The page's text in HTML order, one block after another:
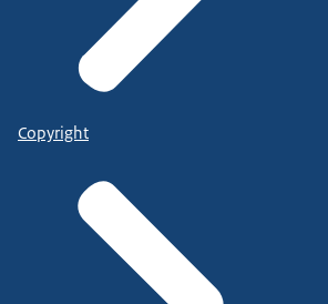
Copyright